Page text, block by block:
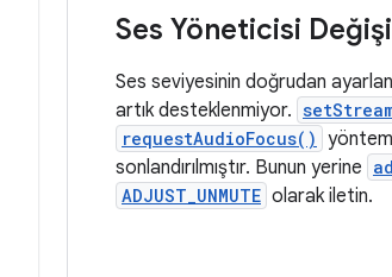
Ses Yöneticisi
Ses seviyesinin doğrudan
artık desteklenmiyor.
requestAudioFocus()
sonlandırılmıştır. Bunun yerine
ADJUST_UNMUTE olarak iletin.